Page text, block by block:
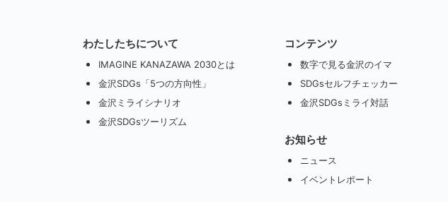
わたしたちについて
IMAGINE KANAZAWA 2030とは
金沢SDGs「5つの方向性」
金沢ミライシナリオ
金沢SDGsツーリズム
コンテンツ
数字で見る金沢のイマ
SDGsセルフチェッカー
金沢SDGsミライ対話
お知らせ
ニュース
イベントレポート